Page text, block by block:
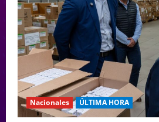
Nacionales ÚLTIMA HORA